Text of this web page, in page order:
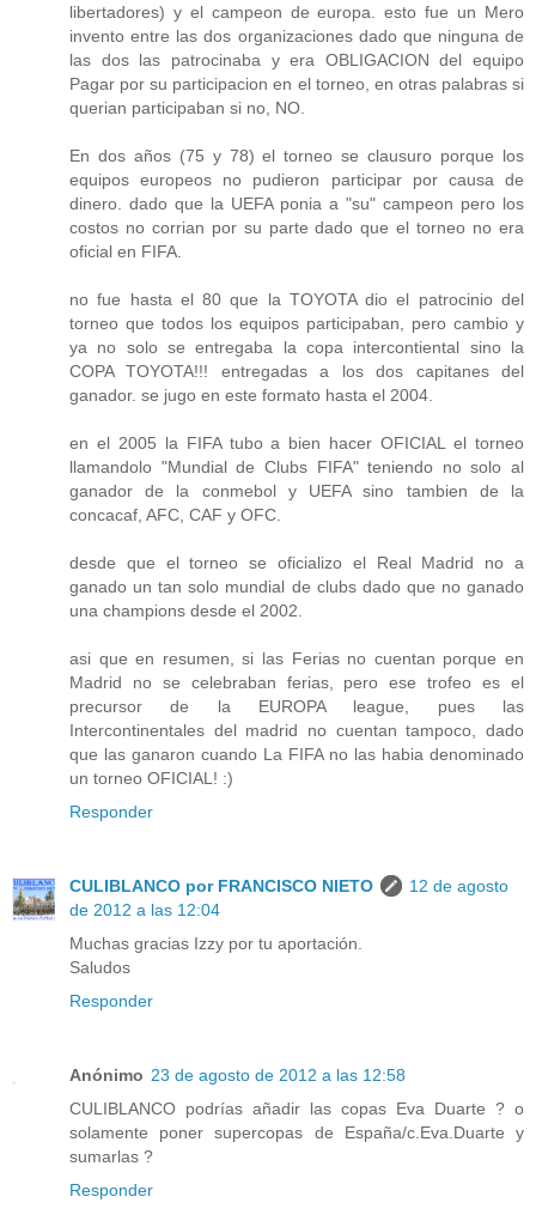
libertadores) y el campeon de europa. esto fue un Mero
invento entre las dos organizaciones dado que ninguna de
las dos las patrocinaba y era OBLIGACION del equipo
Pagar por su participacion en el torneo, en otras palabras si
querian participaban si no, NO.
En dos años (75 y 78) el torneo se clausuro porque los
equipos europeos no pudieron participar por causa de
dinero. dado que la UEFA ponia a "su" campeon pero los
costos no corrian por su parte dado que el torneo no era
oficial en FIFA.
no fue hasta el 80 que la TOYOTA dio el patrocinio del
torneo que todos los equipos participaban, pero cambio y
ya no solo se entregaba la copa intercontiental sino la
COPA TOYOTA!!! entregadas a los dos capitanes del
ganador. se jugo en este formato hasta el 2004.
en el 2005 la FIFA tubo a bien hacer OFICIAL el torneo
llamandolo "Mundial de Clubs FIFA" teniendo no solo al
ganador de la conmebol y UEFA sino tambien de la
concacaf, AFC, CAF y OFC.
desde que el torneo se oficializo el Real Madrid no a
ganado un tan solo mundial de clubs dado que no ganado
una champions desde el 2002.
asi que en resumen, si las Ferias no cuentan porque en
Madrid no se celebraban ferias, pero ese trofeo es el
precursor de la EUROPA league, pues las
Intercontinentales del madrid no cuentan tampoco, dado
que las ganaron cuando La FIFA no las habia denominado
un torneo OFICIAL! :)
Responder
CULIBLANCO por FRANCISCO NIETO
12 de agosto
de 2012 a las 12:04
Muchas gracias Izzy por tu aportación.
Saludos
Responder
Anónimo 23 de agosto de 2012 a las 12:58
CULIBLANCO podrías añadir las copas Eva Duarte ? o
solamente poner supercopas de España/c.Eva.Duarte y
sumarlas ?
Responder